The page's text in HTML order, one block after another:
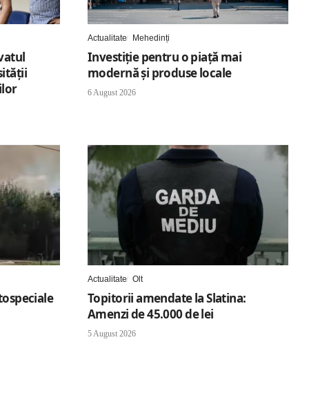
Actualitate Mehedinți
Investiție pentru o piață mai
modernă și produse locale
6 August 2026
Actualitate Olt
Topitorii amendate la Slatina:
Amenzi de 45.000 de lei
5 August 2026